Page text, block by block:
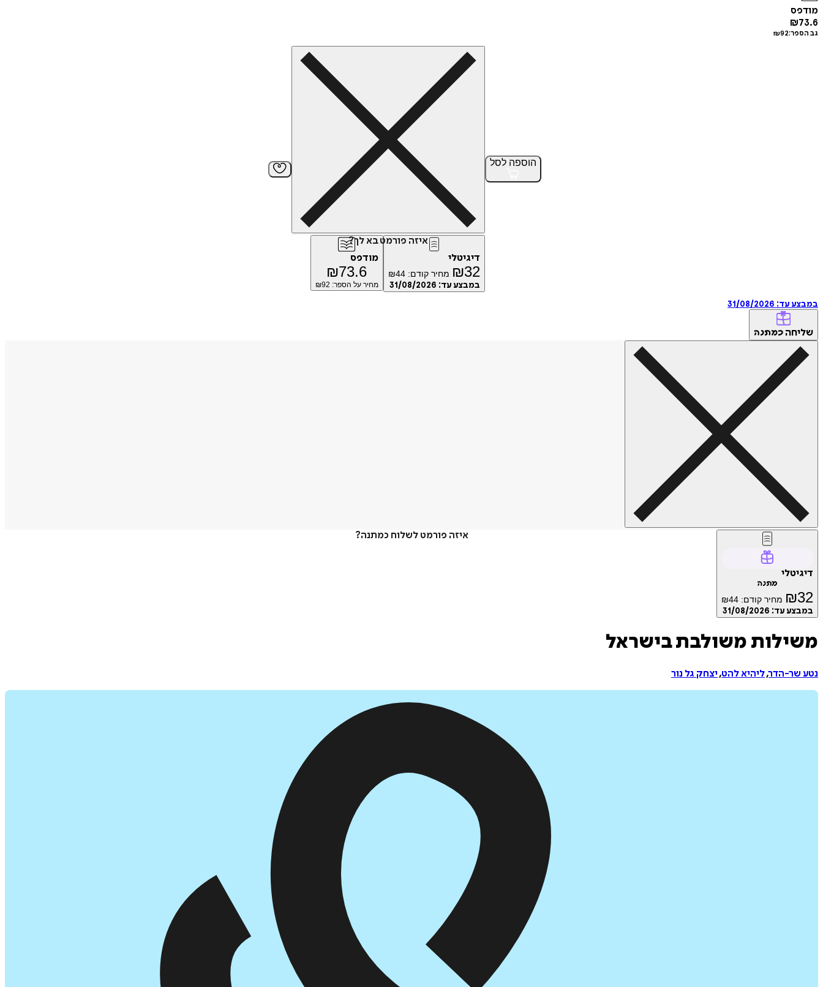
מודפס
₪73.6
גב הספר: ₪92
הוספה לסל
איזה פורמט בא לך?
דיגיטלי
₪32 מחיר קודם: ₪44
במבצע עד: 31/08/2026
מודפס
₪73.6
מחיר על הספר: ₪ 92
במבצע עד: 31/08/2026
שליחה כמתנה
איזה פורמט לשלוח כמתנה?
דיגיטלי
מתנה
₪32 מחיר קודם: ₪44
במבצע עד: 31/08/2026
משילות משולבת בישראל
נטע שר-הדר,ליהיא להט,יצחק גל נור